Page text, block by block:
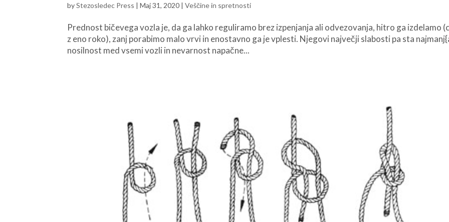
byStezosledec Press |Maj 31, 2020 |Veščine in spretnosti
Prednost bičevega vozla je, da ga lahko reguliramo brez izpenjanja ali odvezovanja, hitro ga izdelamo
z eno roko), zanj porabimo malo vrvi in enostavno ga je vplesti. Njegovi največji slabosti pa sta
nosilnost med vsemi vozli in nevarnost napačne...